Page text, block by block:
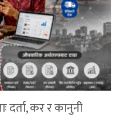
दर्ता, कर र कानुनी